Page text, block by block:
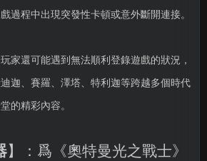
過程中出現突發性卡頓或意外斷開連接。
家還可能遇到無法順利登錄遊戲的狀況，
迦、賽羅、澤塔、特利迦等跨越多個時代
的精彩內容。
】：爲《奧特曼光之戰士》